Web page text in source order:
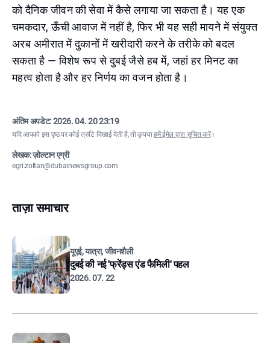
को दैनिक जीवन की सेवा में कैसे लगाया जा सकता है। यह एक
चमकदार, ऊँची आवाज में नहीं है, फिर भी यह सही मायने में संयुक्त
अरब अमीरात में दुकानों में खरीदारी करने के तरीके को बदल
सकता है — विशेष रूप से दुबई जैसे हब में, जहां हर मिनट का
महत्व होता है और हर निर्णय का वजन होता है।
अंतिम अपडेट:2026. 04. 20 23:19
यदि आपको इस पृष्ठ पर कोई त्रुटि दिखाई देती है, तो कृपयाहमें ईमेल द्वारा सूचित करें।
लेखक: ज़ोल्टान एग्री
egri.zoltan@dubainewsgroup.com
ताज़ा समाचार
यूएई, यात्रा, जीवनशैली
दुबई की नई 'फ्रेंड्स एंड फैमिली' पहल
2026. 07. 22